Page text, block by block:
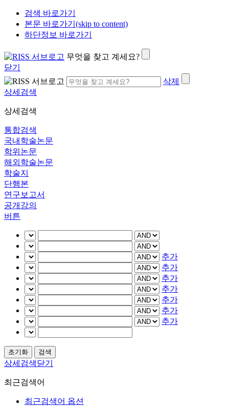
검색 바로가기
본문 바로가기(skip to content)
하단정보 바로가기
무엇을 찾고 계세요?
닫기
삭제
상세검색
상세검색
통합검색
국내학술논문
학위논문
해외학술논문
학술지
단행본
연구보고서
공개강의
버튼
추가
추가
추가
추가
추가
추가
추가
상세검색닫기
최근검색어
최근검색어 옵션